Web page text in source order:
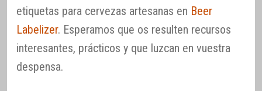
etiquetas para cervezas artesanas en Beer
Labelizer. Esperamos que os resulten recursos
interesantes, prácticos y que luzcan en vuestra
despensa.